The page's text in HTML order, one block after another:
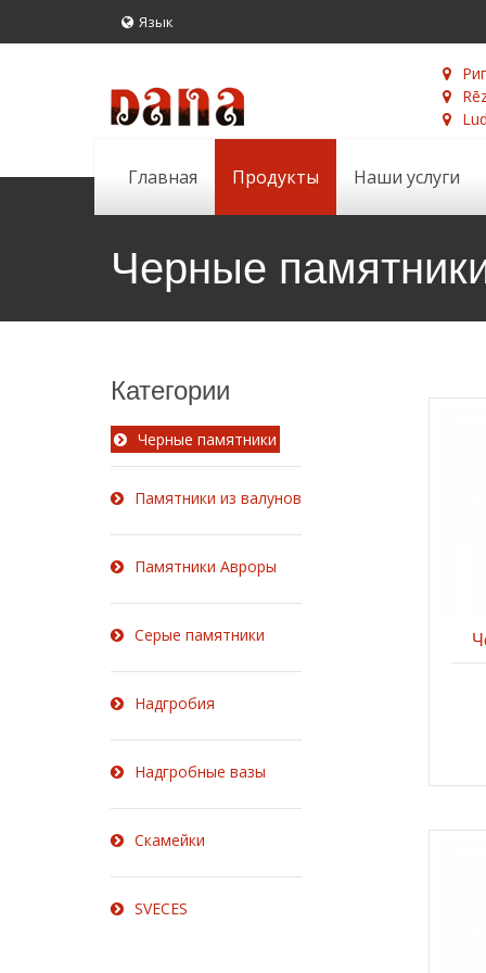
Язык
Главная Продукты Наши услуги
Черные
Категории
Черные памятники
Памятники из валунов
Памятники Авроры
Серые памятники
Надгробия
Надгробные вазы
Скамейки
SVECES